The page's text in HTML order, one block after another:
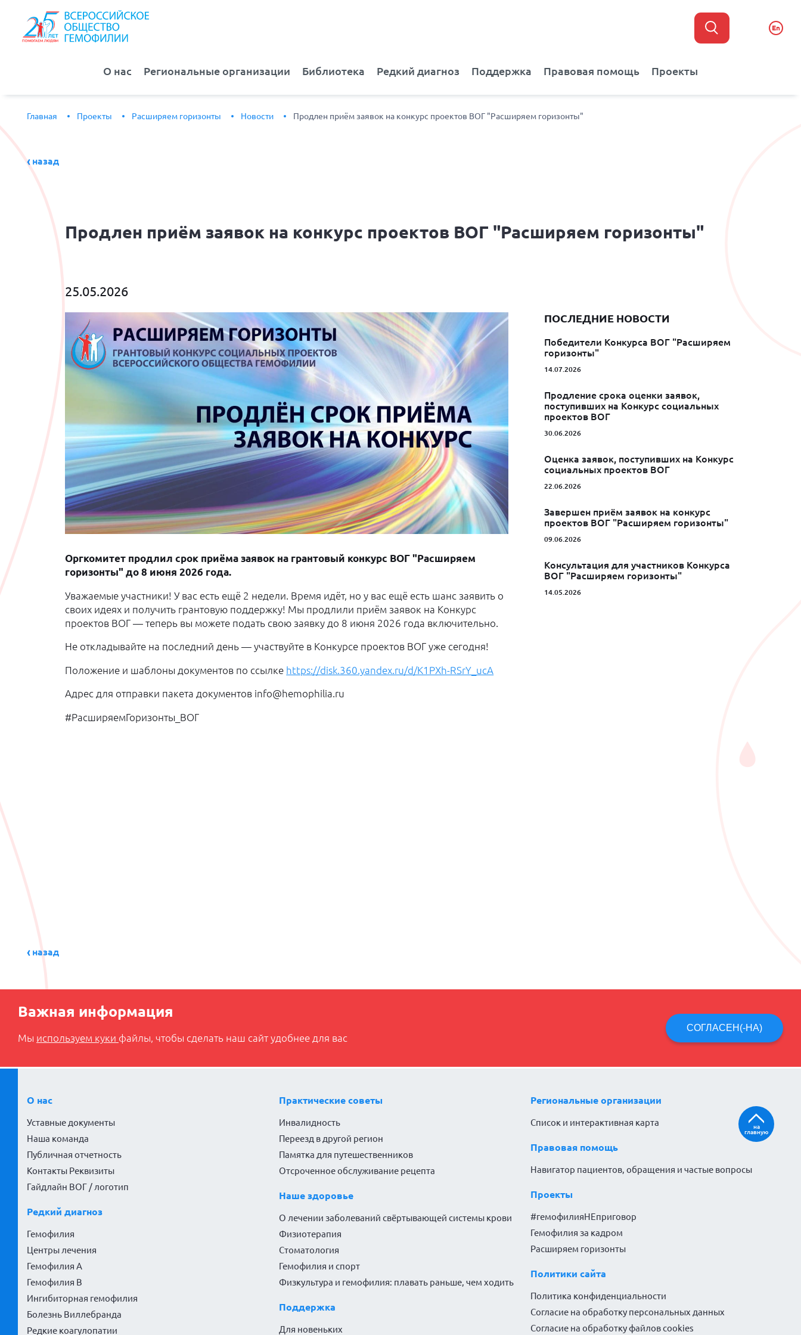
En
О нас Региональные организации Библиотека Редкий диагноз Поддержка Правовая помощь Проекты
Главная Проекты Расширяем горизонты Новости Продлен приём заявок на конкурс проектов ВОГ "Расширяем горизонты"
назад
Продлен приём заявок на конкурс проектов ВОГ "Расширяем горизонты"
25.05.2026
Оргкомитет продлил срок приёма заявок на грантовый конкурс ВОГ "Расширяем
горизонты" до 8 июня 2026 года.
Уважаемые участники! У вас есть ещё 2 недели. Время идёт, но у вас ещё есть шанс заявить о
своих идеях и получить грантовую поддержку! Мы продлили приём заявок на Конкурс
проектов ВОГ — теперь вы можете подать свою заявку до 8 июня 2026 года включительно.
Не откладывайте на последний день — участвуйте в Конкурсе проектов ВОГ уже сегодня!
Положение и шаблоны документов по ссылке https://disk.360.yandex.ru/d/K1PXh-RSrY_ucA
Адрес для отправки пакета документов info@hemophilia.ru
#РасширяемГоризонты_ВОГ
ПОСЛЕДНИЕ НОВОСТИ
Победители Конкурса ВОГ "Расширяем
горизонты"
14.07.2026
Продление срока оценки заявок,
поступивших на Конкурс социальных
проектов ВОГ
30.06.2026
Оценка заявок, поступивших на Конкурс
социальных проектов ВОГ
22.06.2026
Завершен приём заявок на конкурс
проектов ВОГ "Расширяем горизонты"
09.06.2026
Консультация для участников Конкурса
ВОГ "Расширяем горизонты"
14.05.2026
назад
Важная информация
Мы используем куки файлы, чтобы сделать наш сайт удобнее для вас
СОГЛАСЕН(-НА)
О нас
Уставные документы
Наша команда
Публичная отчетность
Контакты Реквизиты
Гайдлайн ВОГ / логотип
Редкий диагноз
Гемофилия
Центры лечения
Гемофилия А
Гемофилия В
Ингибиторная гемофилия
Болезнь Виллебранда
Редкие коагулопатии
Практические советы
Инвалидность
Переезд в другой регион
Памятка для путешественников
Отсроченное обслуживание рецепта
Наше здоровье
О лечении заболеваний свёртывающей системы крови
Физиотерапия
Стоматология
Гемофилия и спорт
Физкультура и гемофилия: плавать раньше, чем ходить
Поддержка
Для новеньких
Региональные организации
Список и интерактивная карта
Правовая помощь
Навигатор пациентов, обращения и частые вопросы
Проекты
#гемофилияНЕприговор
Гемофилия за кадром
Расширяем горизонты
Политики сайта
Политика конфиденциальности
Согласие на обработку персональных данных
Согласие на обработку файлов cookies
на
главную